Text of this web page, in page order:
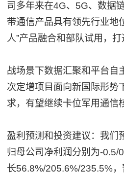
司多年来在4G、5G、数据
带通信产品具有领先行业地
人”产品融合和部队试用，
战场景下数据汇聚和平台自
次定增项目面向新国际形势
求，有望继续卡位军用通信
盈利预测和投资建议：我们
归母公司净利润分别为-0.5/
长56.8%/205.6%/235.5%